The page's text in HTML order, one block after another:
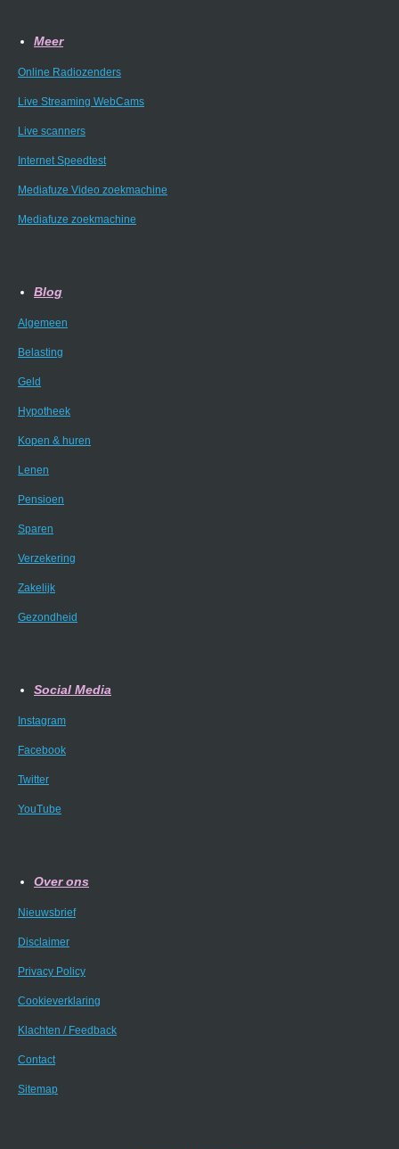
Meer
Online Radiozenders
Live Streaming WebCams
Live scanners
Internet Speedtest
Mediafuze Video zoekmachine
Mediafuze zoekmachine
Blog
Algemeen
Belasting
Geld
Hypotheek
Kopen & huren
Lenen
Pensioen
Sparen
Verzekering
Zakelijk
Gezondheid
Social Media
Instagram
Facebook
Twitter
YouTube
Over ons
Nieuwsbrief
Disclaimer
Privacy Policy
Cookieverklaring
Klachten / Feedback
Contact
Sitemap